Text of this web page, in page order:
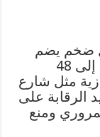
ضخم يضم
15 أتوبيساً و90 ميني باص، بالإضافة إلى 48
مثل شارع
الرقابة على
ومنع